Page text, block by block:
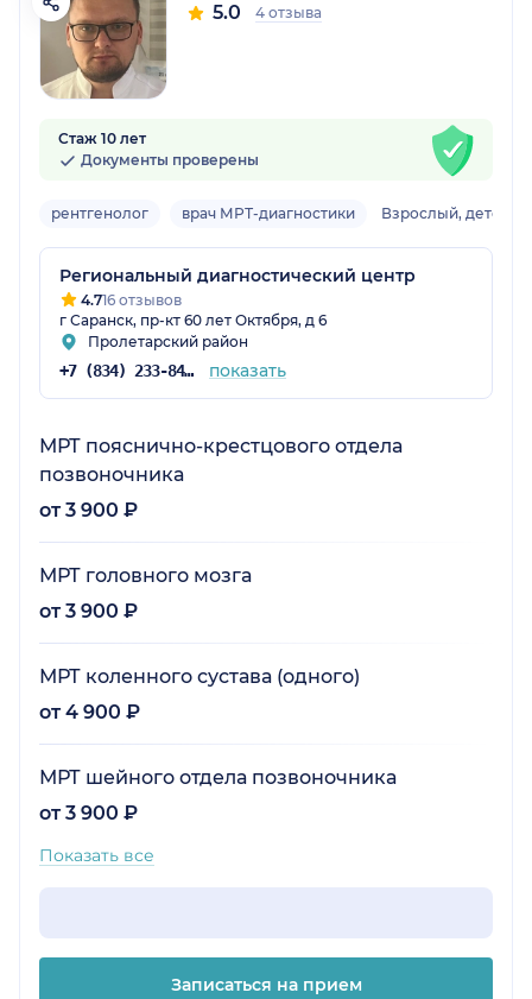
5.0 4 отзыва
Стаж 10 лет
Документы проверены
рентгенолог врач МРТ-диагностики Взрослый, детский
Региональный диагностический центр
4.716 отзывов
г Саранск, пр-кт 60 лет Октября, д 6
Пролетарский район
+7 (834) 233-84-75 показать
МРТ пояснично-крестцового отдела
позвоночника
от 3 900 ₽
МРТ головного мозга
от 3 900 ₽
МРТ коленного сустава (одного)
от 4 900 ₽
МРТ шейного отдела позвоночника
от 3 900 ₽
Показать все
Записаться на прием